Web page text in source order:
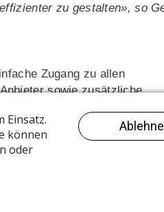
zu gestalten», so
Zugang zu allen
sowie zusätzliche
Händler damit rechnen, dass
versprechen. Dem
dass sie sich über das